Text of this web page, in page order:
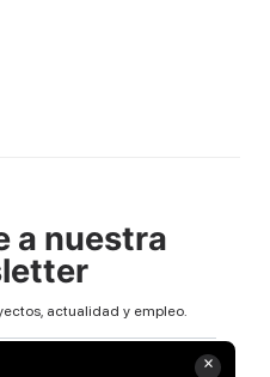
a nuestra
actualidad y empleo.
×